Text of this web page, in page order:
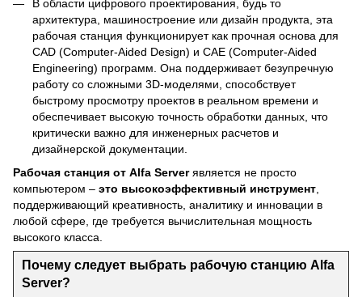
В области цифрового проектирования, будь то
архитектура, машиностроение или дизайн продукта, эта
рабочая станция функционирует как прочная основа для
CAD (Computer-Aided Design) и CAE (Computer-Aided
Engineering) программ. Она поддерживает безупречную
работу со сложными 3D-моделями, способствует
быстрому просмотру проектов в реальном времени и
обеспечивает высокую точность обработки данных, что
критически важно для инженерных расчетов и
дизайнерской документации.
Рабочая станция от Alfa Serverявляется не просто
компьютером – это высокоэффективный инструмент
поддерживающий креативность, аналитику и инновации в
любой сфере, где требуется вычислительная мощность
высокого класса.
Почему следует выбрать рабочую станцию Alfa
Server?